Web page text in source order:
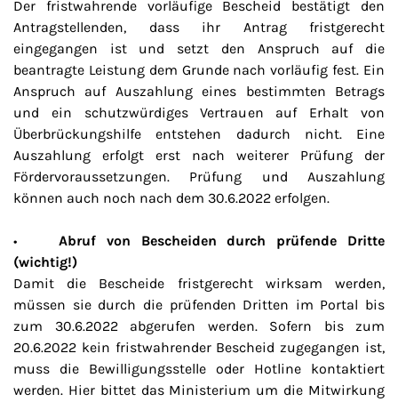
Der fristwahrende vorläufige Bescheid bestätigt den
Antragstellenden, dass ihr Antrag fristgerecht
eingegangen ist und setzt den Anspruch auf die
beantragte Leistung dem Grunde nach vorläufig fest. Ein
Anspruch auf Auszahlung eines bestimmten Betrags
und ein schutzwürdiges Vertrauen auf Erhalt von
Überbrückungshilfe entstehen dadurch nicht. Eine
Auszahlung erfolgt erst nach weiterer Prüfung der
Fördervoraussetzungen. Prüfung und Auszahlung
können auch noch nach dem 30.6.2022 erfolgen.
•Abruf von Bescheiden durch prüfende Dritte
(wichtig!)
Damit die Bescheide fristgerecht wirksam werden,
müssen sie durch die prüfenden Dritten im Portal bis
zum 30.6.2022 abgerufen werden. Sofern bis zum
20.6.2022 kein fristwahrender Bescheid zugegangen ist,
muss die Bewilligungsstelle oder Hotline kontaktiert
werden. Hier bittet das Ministerium um die Mitwirkung